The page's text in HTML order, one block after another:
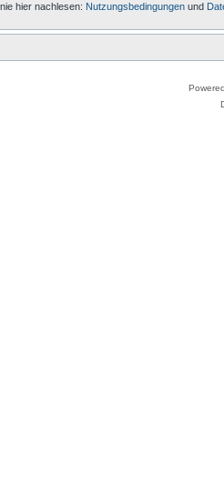
hier nachlesen: Nutzungsbedingungen und